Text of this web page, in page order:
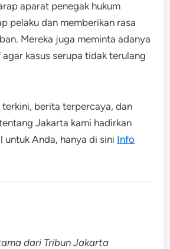
aparat penegak hukum
pelaku dan memberikan rasa
Mereka juga meminta adanya
kasus serupa tidak terulang
berita terpercaya, dan
Jakarta kami hadirkan
untuk Anda, hanya di sini Info
dari Tribun Jakarta